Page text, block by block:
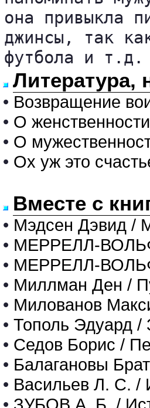
она привыкла
джинсы, так
Литература,
• Возвращение
• О женственности
• О
• Ох уж это
Вместе с
• Мэдсен Дэвид /
• МЕРРЕЛЛ-ВОЛЬФ
• МЕРРЕЛЛ-
• Миллман Ден /
• Милованов
• Тополь Эдуард /
• Седов Борис /
• Балагановы
• Васильев Л. С. /